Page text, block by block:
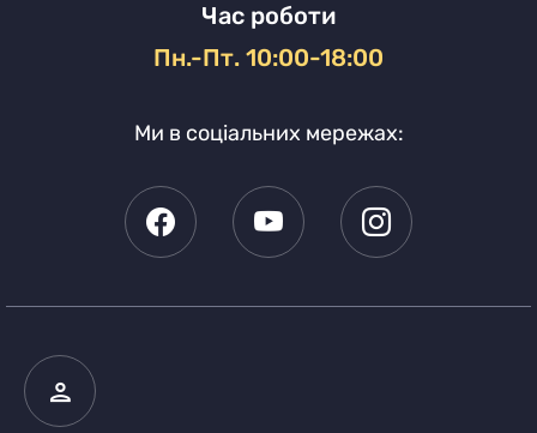
Час роботи
Пн.-Пт. 10:00-18:00
Ми в соціальних мережах: